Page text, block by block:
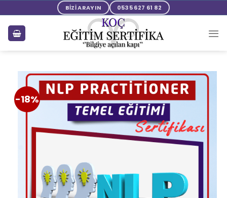
BİZİ ARAYIN 0535 627 61 82
-18%